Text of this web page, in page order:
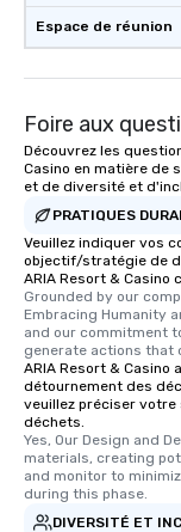
Espace de réunion
Foire aux
Découvrez les
Casino en matière de
et de diversité et
PRATIQUES
Veuillez indiquer vos
objectif/stratégie de
ARIA Resort & Casino
Grounded by our
Embracing Humanity
and our commitment
generate actions that
ARIA Resort &
détournement des
veuillez préciser
déchets.
Yes, Our Design and
materials, creating
and monitor to
during this phase.
DIVERSITÉ ET